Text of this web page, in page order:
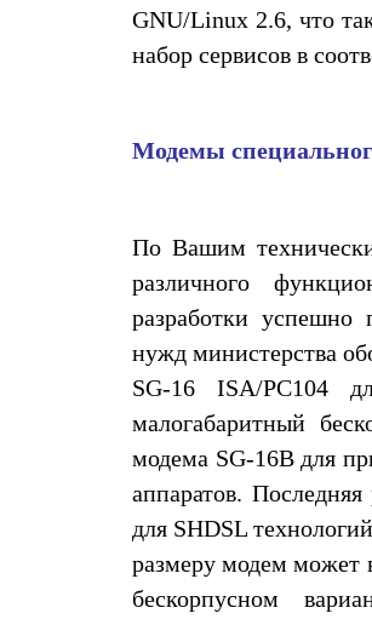
GNU/Linux 2.6, что
набор сервисов в
Модемы
По Вашим
различного
разработки
нужд министерства
SG-16 ISA/PC104
малогабаритный
модема SG-16B для
аппаратов.
для SHDSL
размеру модем может
бескорпусном